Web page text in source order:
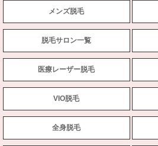
メンズ脱毛
脱毛サロン一覧
医療レーザー脱毛
VIO脱毛
全身脱毛